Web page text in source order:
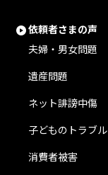
依頼者さまの声
夫婦・男女問題
遺産問題
ネット誹謗中傷
子どものトラブル
消費者被害